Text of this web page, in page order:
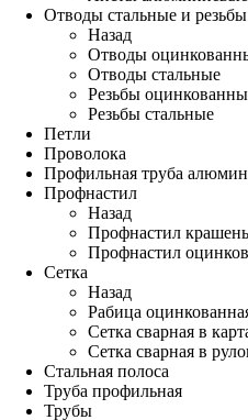
Отводы стальные и резьбы
Назад
Отводы
Отводы стальные
Резьбы
Резьбы стальные
Петли
Проволока
Профильная труба
Профнастил
Назад
Профнастил
Профнастил
Сетка
Назад
Рабица
Сетка сварная в
Сетка сварная в
Стальная полоса
Труба профильная
Трубы